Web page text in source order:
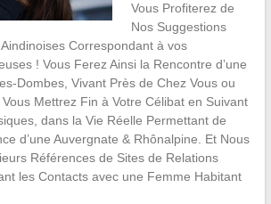
Vous Profiterez de
Nos Suggestions
Correspondant à vos
! Vous Ferez Ainsi la Rencontre d’une
Dombes, Vivant Près de Chez Vous ou
Vous Mettrez Fin à Votre Célibat en Suivant
dans la Vie Réelle Permettant de
d’une Auvergnate & Rhônalpine. Et Nous
Références de Sites de Relations
les Contacts avec une Femme Habitant